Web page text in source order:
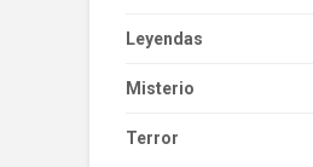
Leyendas
Misterio
Terror